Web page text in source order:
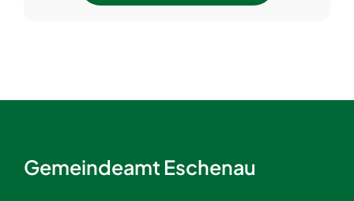
Gemeindeamt Eschenau